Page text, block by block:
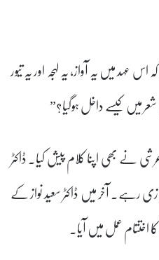
عہد میں یہ آواز، یہ لہجہ اور یہ تیور
میں کیسے داخل ہوگیا؟”
نے بھی اپنا کلام پیش کیا۔ ڈاکٹر
رہے۔ آخر میں ڈاکٹر سعید نواز کے
اختتام عمل میں آیا۔